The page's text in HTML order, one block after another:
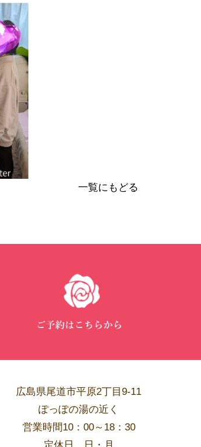
一覧にもどる
広島県尾道市平原2丁目9-11
ぽっぽの湯の近く
営業時間10：00～18：30
​定休日 日・月